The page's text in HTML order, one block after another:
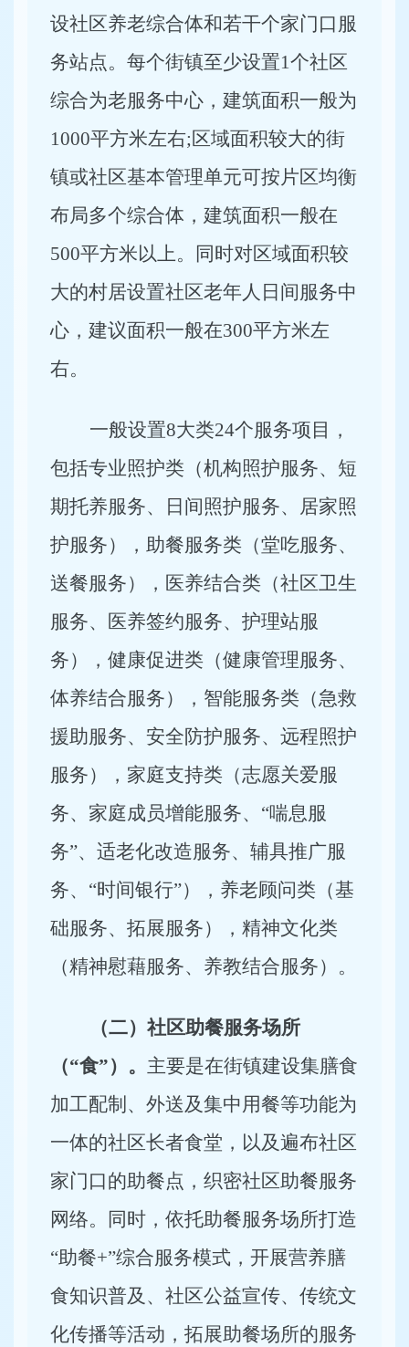
设社区养老综合体和若干个家门口服
务站点。每个街镇至少设置1个社区
综合为老服务中心，建筑面积一般为
1000平方米左右;区域面积较大的街
镇或社区基本管理单元可按片区均衡
布局多个综合体，建筑面积一般在
500平方米以上。同时对区域面积较
大的村居设置社区老年人日间服务中
心，建议面积一般在300平方米左
右。
一般设置8大类24个服务项目，
包括专业照护类（机构照护服务、短
期托养服务、日间照护服务、居家照
护服务），助餐服务类（堂吃服务、
送餐服务），医养结合类（社区卫生
服务、医养签约服务、护理站服
务），健康促进类（健康管理服务、
体养结合服务），智能服务类（急救
援助服务、安全防护服务、远程照护
服务），家庭支持类（志愿关爱服
务、家庭成员增能服务、“喘息服
务”、适老化改造服务、辅具推广服
务、“时间银行”），养老顾问类（基
础服务、拓展服务），精神文化类
（精神慰藉服务、养教结合服务）。
（二）社区助餐服务场所
（“食”）。 主要是在街镇建设集膳食
加工配制、外送及集中用餐等功能为
一体的社区长者食堂，以及遍布社区
家门口的助餐点，织密社区助餐服务
网络。同时，依托助餐服务场所打造
“助餐+”综合服务模式，开展营养膳
食知识普及、社区公益宣传、传统文
化传播等活动，拓展助餐场所的服务